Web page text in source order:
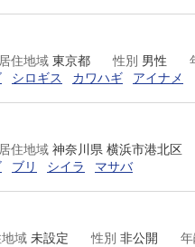
居住地域 東京都 性別 男性
シロギス カワハギ アイナメ
居住地域 神奈川県 横浜市港北区
ブリ シイラ マサバ
地域 未設定 性別 非公開